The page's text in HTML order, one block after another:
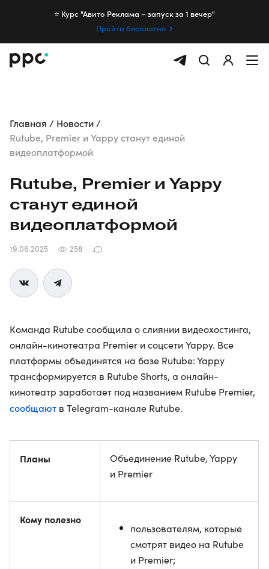
⭐️ Курс "Авито Реклама – запуск за 1 вечер"
Пройти бесплатно
Главная
Новости
Rutube, Premier и Yappy станут единой
видеоплатформой
Rutube, Premier и Yappy
станут единой
видеоплатформой
19.06.2025 258
Команда Rutube сообщила о слиянии видеохостинга,
онлайн-кинотеатра Premier и соцсети Yappy. Все
платформы объединятся на базе Rutube: Yappy
трансформируется в Rutube Shorts, а онлайн-
кинотеатр заработает под названием Rutube Premier,
сообщают в Telegram-канале Rutube.
Планы
Объединение Rutube, Yappy
и Premier
Кому полезно
пользователям, которые
смотрят видео на Rutube
и Premier;